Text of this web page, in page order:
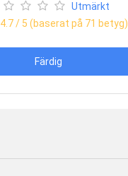
Utmärkt
4.7/ 5 (baserat på 71 betyg)
Färdig